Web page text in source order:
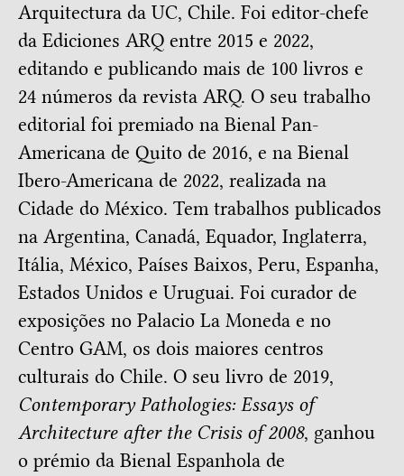
Arquitectura da UC, Chile. Foi editor-chefe
da Ediciones ARQ entre 2015 e 2022,
editando e publicando mais de 100 livros e
24 números da revista ARQ. O seu trabalho
editorial foi premiado na Bienal Pan-
Americana de Quito de 2016, e na Bienal
Ibero-Americana de 2022, realizada na
Cidade do México. Tem trabalhos publicados
na Argentina, Canadá, Equador, Inglaterra,
Itália, México, Países Baixos, Peru, Espanha,
Estados Unidos e Uruguai. Foi curador de
exposições no Palacio La Moneda e no
Centro GAM, os dois maiores centros
culturais do Chile. O seu livro de 2019,
Contemporary Pathologies: Essays of
Architecture after the Crisis of 2008, ganhou
o prémio da Bienal Espanhola de